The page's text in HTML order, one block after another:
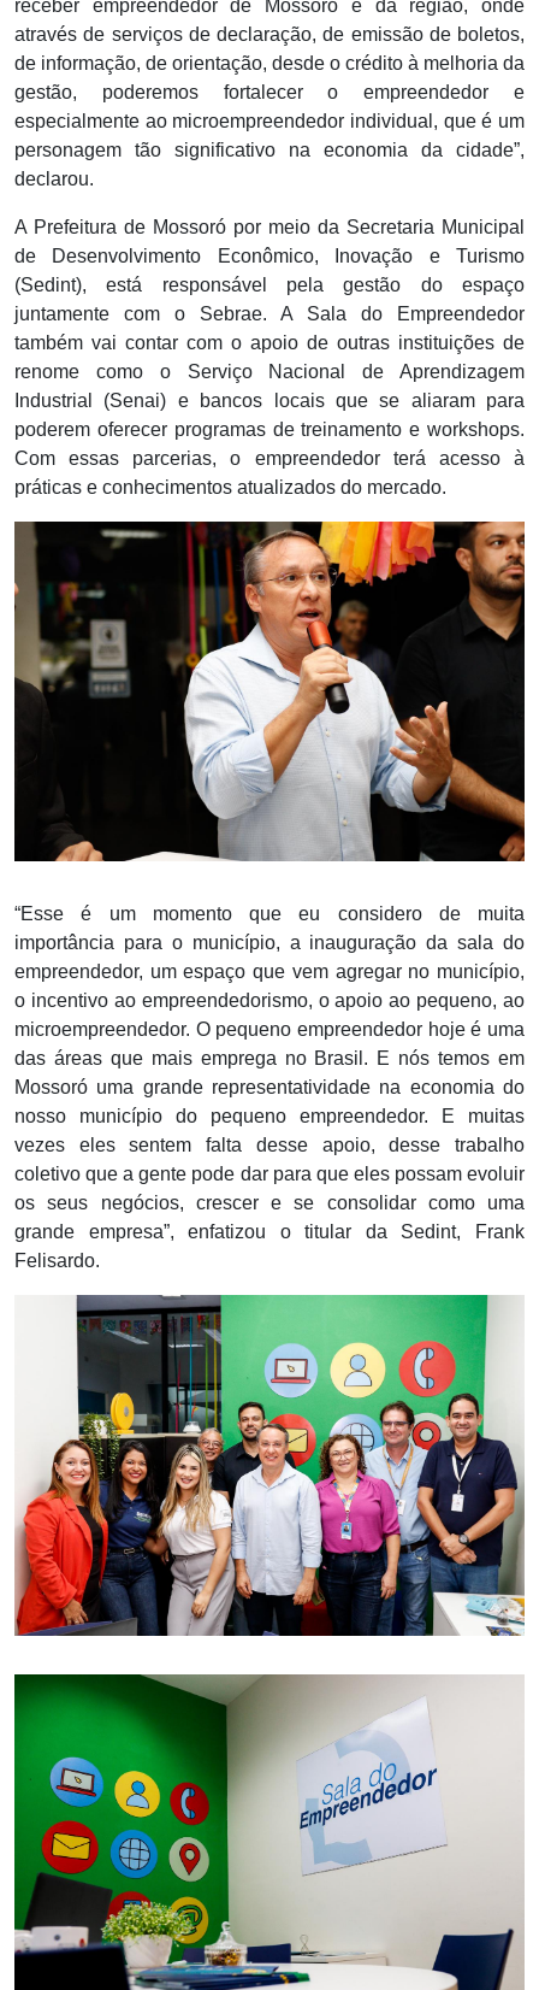
receber empreendedor de Mossoró e da região, onde
através de serviços de declaração, de emissão de boletos,
de informação, de orientação, desde o crédito à melhoria da
gestão, poderemos fortalecer o empreendedor e
especialmente ao microempreendedor individual, que é um
personagem tão significativo na economia da cidade”,
declarou.
A Prefeitura de Mossoró por meio da Secretaria Municipal
de Desenvolvimento Econômico, Inovação e Turismo
(Sedint), está responsável pela gestão do espaço
juntamente com o Sebrae. A Sala do Empreendedor
também vai contar com o apoio de outras instituições de
renome como o Serviço Nacional de Aprendizagem
Industrial (Senai) e bancos locais que se aliaram para
poderem oferecer programas de treinamento e workshops.
Com essas parcerias, o empreendedor terá acesso à
práticas e conhecimentos atualizados do mercado.
“Esse é um momento que eu considero de muita
importância para o município, a inauguração da sala do
empreendedor, um espaço que vem agregar no município,
o incentivo ao empreendedorismo, o apoio ao pequeno, ao
microempreendedor. O pequeno empreendedor hoje é uma
das áreas que mais emprega no Brasil. E nós temos em
Mossoró uma grande representatividade na economia do
nosso município do pequeno empreendedor. E muitas
vezes eles sentem falta desse apoio, desse trabalho
coletivo que a gente pode dar para que eles possam evoluir
os seus negócios, crescer e se consolidar como uma
grande empresa”, enfatizou o titular da Sedint, Frank
Felisardo.